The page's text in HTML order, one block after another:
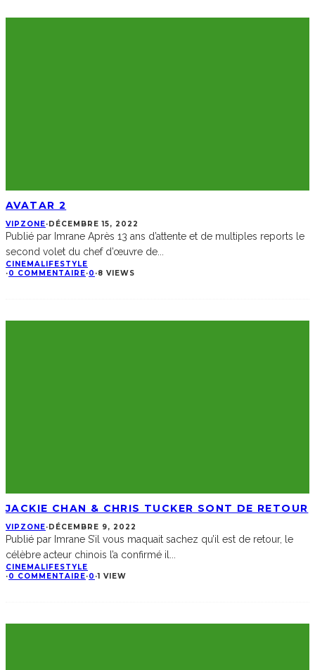
AVATAR 2
VIPZONE· DÉCEMBRE 15, 2022
Publié par Imrane Après 13 ans d’attente et de multiples reports le
second volet du chef d’œuvre de
CINEMA LIFESTYLE
·0 COMMENTAIRE·0 ·8 VIEWS
JACKIE CHAN & CHRIS TUCKER SONT DE RETOUR
VIPZONE· DÉCEMBRE 9, 2022
Publié par Imrane S’il vous maquait sachez qu’il est de retour, le
célèbre acteur chinois l’a confirmé il...
CINEMA LIFESTYLE
·0 COMMENTAIRE·0 ·1 VIEW